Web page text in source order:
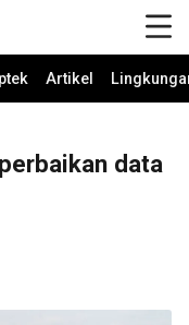
Iptek Artikel
data